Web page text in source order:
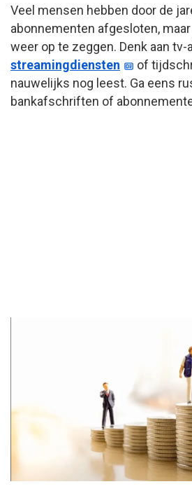
Veel mensen hebben door de
abonnementen afgesloten,
weer op te zeggen. Denk aan
streamingdiensten
of
nauwelijks nog leest. Ga eens
bankafschriften of